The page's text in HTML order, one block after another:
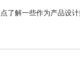
了解一些作为产品设